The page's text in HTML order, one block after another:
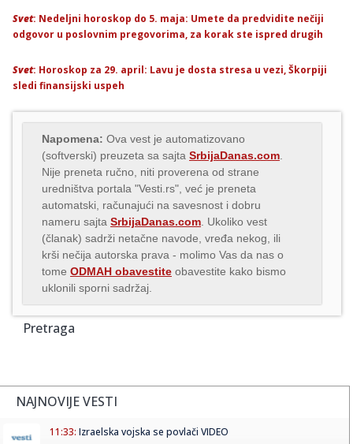
Svet: Nedeljni horoskop do 5. maja: Umete da predvidite nečiji
odgovor u poslovnim pregovorima, za korak ste ispred drugih
Svet: Horoskop za 29. april: Lavu je dosta stresa u vezi, Škorpiji
sledi finansijski uspeh
Napomena: Ova vest je automatizovano
(softverski) preuzeta sa sajta SrbijaDanas.com
Nije preneta ručno, niti proverena od strane
uredništva portala "Vesti.rs", već je preneta
automatski, računajući na savesnost i dobru
nameru sajta SrbijaDanas.com . Ukoliko vest
(članak) sadrži netačne navode, vređa nekog, ili
krši nečija autorska prava - molimo Vas da nas o
tome ODMAH obavestite obavestite kako bismo
uklonili sporni sadržaj.
Pretraga
NAJNOVIJE VESTI
11:33: Izraelska vojska se povlači VIDEO